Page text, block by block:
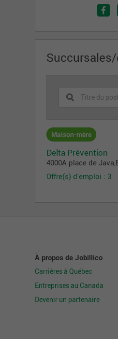
Maison-mère
Delta Prévention
4000A place de Java,
Offre(s) d'emploi : 3
À propos de Jobillico
Carrières à Québec
Entreprises au Canada
Devenir un partenaire